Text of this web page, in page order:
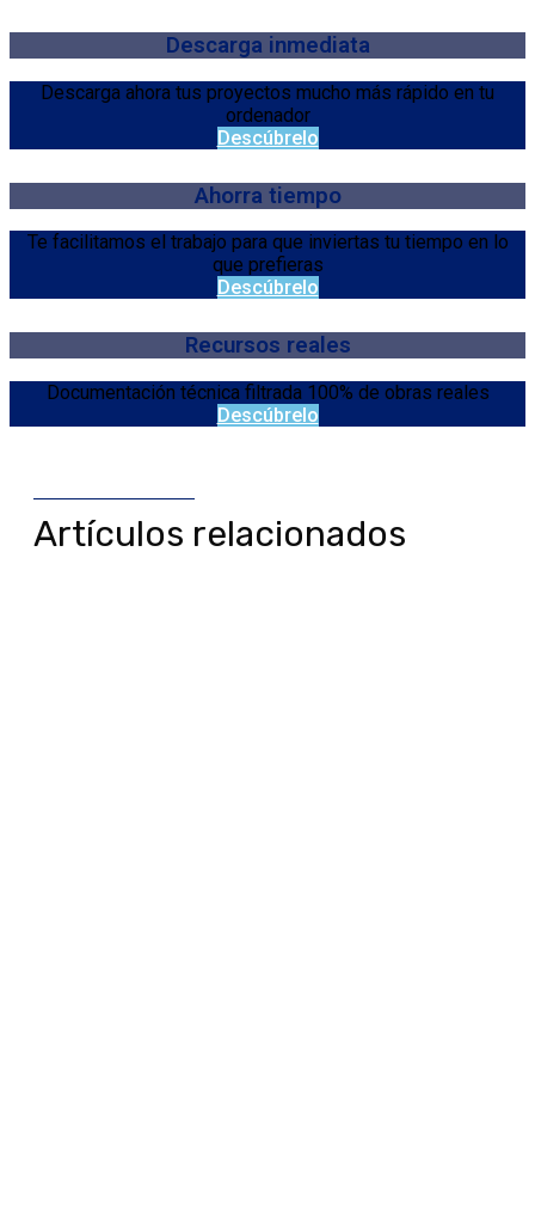
Descarga inmediata
Descarga ahora tus proyectos mucho más rápido en tu
ordenador
Descúbrelo
Ahorra tiempo
Te facilitamos el trabajo para que inviertas tu tiempo en lo
que prefieras
Descúbrelo
Recursos reales
Documentación técnica filtrada 100% de obras reales
Descúbrelo
Artículos relacionados